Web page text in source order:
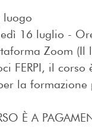
luogo
16 luglio -
Zoom (Il
FERPI, il
la formazione
È A